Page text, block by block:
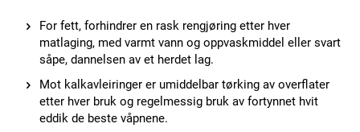
For fett, forhindrer en rask rengjøring etter hver
matlaging, med varmt vann og oppvaskmiddel eller svart
såpe, dannelsen av et herdet lag.
Mot kalkavleiringer er umiddelbar tørking av overflater
etter hver bruk og regelmessig bruk av fortynnet hvit
eddik de beste våpnene.